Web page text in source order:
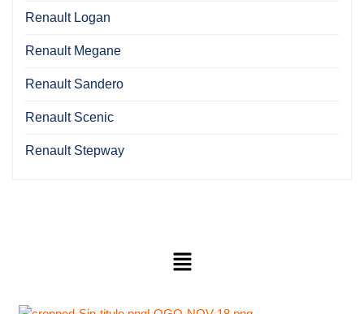
Renault Logan
Renault Megane
Renault Sandero
Renault Scenic
Renault Stepway